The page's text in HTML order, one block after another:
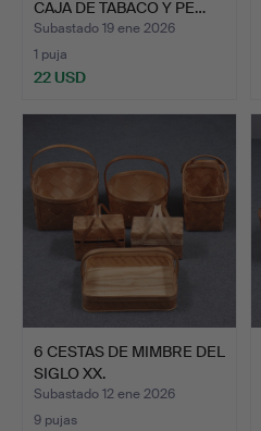
CAJA DE TABACO Y PE…
Subastado 19 ene 2026
1 puja
22 USD
6 CESTAS DE MIMBRE DEL
SIGLO XX.
Subastado 12 ene 2026
9 pujas